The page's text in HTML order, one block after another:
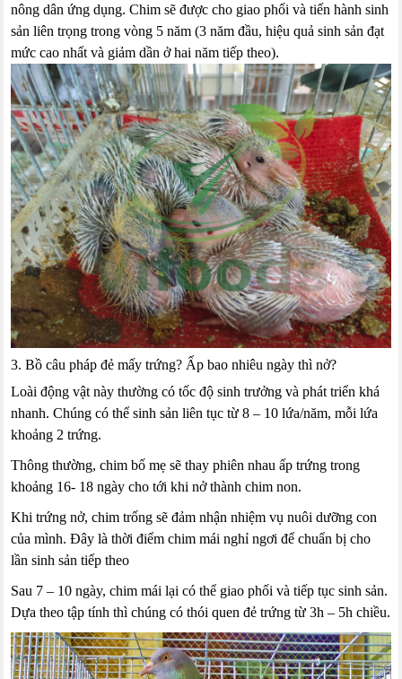
nông dân ứng dụng. Chim sẽ được cho giao phối và tiến hành sinh
sản liên trọng trong vòng 5 năm (3 năm đầu, hiệu quả sinh sản đạt
mức cao nhất và giảm dần ở hai năm tiếp theo).
3. Bồ câu pháp đẻ mấy trứng? Ấp bao nhiêu ngày thì nở?
Loài động vật này thường có tốc độ sinh trưởng và phát triển khá
nhanh. Chúng có thể sinh sản liên tục từ 8 – 10 lứa/năm, mỗi lứa
khoảng 2 trứng.
Thông thường, chim bố mẹ sẽ thay phiên nhau ấp trứng trong
khoảng 16- 18 ngày cho tới khi nở thành chim non.
Khi trứng nở, chim trống sẽ đảm nhận nhiệm vụ nuôi dưỡng con
của mình. Đây là thời điểm chim mái nghỉ ngơi để chuẩn bị cho
lần sinh sản tiếp theo
Sau 7 – 10 ngày, chim mái lại có thể giao phối và tiếp tục sinh sản.
Dựa theo tập tính thì chúng có thói quen đẻ trứng từ 3h – 5h chiều.